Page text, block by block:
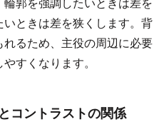
郭を強調したいときは差を
ときは差を狭くします。背
るため、主役の周辺に必要
すくなります。
コントラストの関係